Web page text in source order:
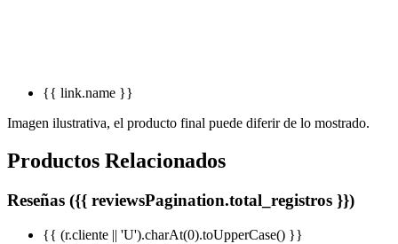
{{ link.name }}
Imagen ilustrativa, el producto final puede diferir de lo mostrado.
Productos Relacionados
Reseñas ({{ reviewsPagination.total_registros }})
{{ (r.cliente || 'U').charAt(0).toUpperCase() }}